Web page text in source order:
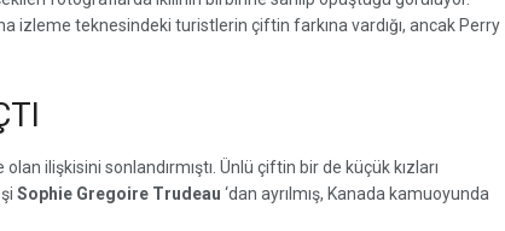
izleme teknesindeki turistlerin çiftin farkına vardığı, ancak Perry
olan ilişkisini sonlandırmıştı. Ünlü çiftin bir de küçük kızları
Sophie Gregoire Trudeau ‘dan ayrılmış, Kanada kamuoyunda